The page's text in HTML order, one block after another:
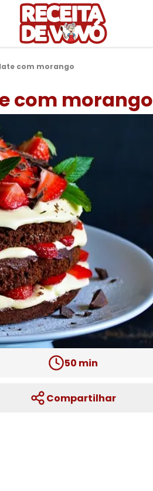
com morango
com morango
50 min
Compartilhar